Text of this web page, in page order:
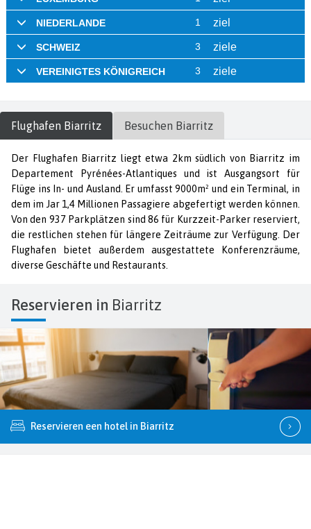
Flughafen Biarritz Besuchen Biarritz
Der Flughafen Biarritz liegt etwa 2km südlich von Biarritz im
Departement Pyrénées-Atlantiques und ist Ausgangsort für
Flüge ins In- und Ausland. Er umfasst 9000m² und ein Terminal, in
dem im Jar 1,4 Millionen Passagiere abgefertigt werden können.
Von den 937 Parkplätzen sind 86 für Kurzzeit-Parker reserviert,
die restlichen stehen für längere Zeiträume zur Verfügung. Der
Flughafen bietet außerdem ausgestattete Konferenzräume,
diverse Geschäfte und Restaurants.
Reservieren in Biarritz
Reservieren een hotel in Biarritz